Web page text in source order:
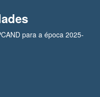
para a época 2025-